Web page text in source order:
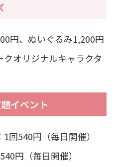
円、ぬいぐるみ1,200円
クオリジナルキャラクタ
イベント
1回540円（毎日開催）
円（毎日開催）